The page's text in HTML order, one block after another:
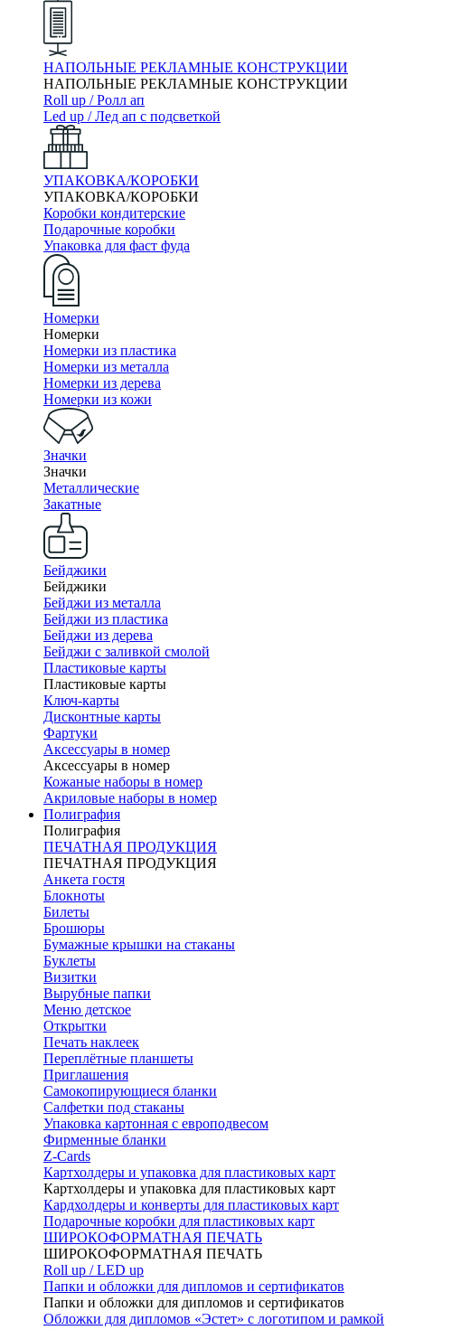
НАПОЛЬНЫЕ РЕКЛАМНЫЕ КОНСТРУКЦИИ
НАПОЛЬНЫЕ РЕКЛАМНЫЕ КОНСТРУКЦИИ
Roll up / Ролл ап
Led up / Лед ап с подсветкой
УПАКОВКА/КОРОБКИ
УПАКОВКА/КОРОБКИ
Коробки кондитерские
Подарочные коробки
Упаковка для фаст фуда
Номерки
Номерки
Номерки из пластика
Номерки из металла
Номерки из дерева
Номерки из кожи
Значки
Значки
Металлические
Закатные
Бейджики
Бейджики
Бейджи из металла
Бейджи из пластика
Бейджи из дерева
Бейджи с заливкой смолой
Пластиковые карты
Пластиковые карты
Ключ-карты
Дисконтные карты
Фартуки
Аксессуары в номер
Аксессуары в номер
Кожаные наборы в номер
Акриловые наборы в номер
Полиграфия
Полиграфия
ПЕЧАТНАЯ ПРОДУКЦИЯ
ПЕЧАТНАЯ ПРОДУКЦИЯ
Анкета гостя
Блокноты
Билеты
Брошюры
Бумажные крышки на стаканы
Буклеты
Визитки
Вырубные папки
Меню детское
Открытки
Печать наклеек
Переплётные планшеты
Приглашения
Самокопирующиеся бланки
Салфетки под стаканы
Упаковка картонная с европодвесом
Фирменные бланки
Z-Cards
Картхолдеры и упаковка для пластиковых карт
Картхолдеры и упаковка для пластиковых карт
Кардхолдеры и конверты для пластиковых карт
Подарочные коробки для пластиковых карт
ШИРОКОФОРМАТНАЯ ПЕЧАТЬ
ШИРОКОФОРМАТНАЯ ПЕЧАТЬ
Roll up / LED up
Папки и обложки для дипломов и сертификатов
Папки и обложки для дипломов и сертификатов
Обложки для дипломов «Эстет» с логотипом и рамкой